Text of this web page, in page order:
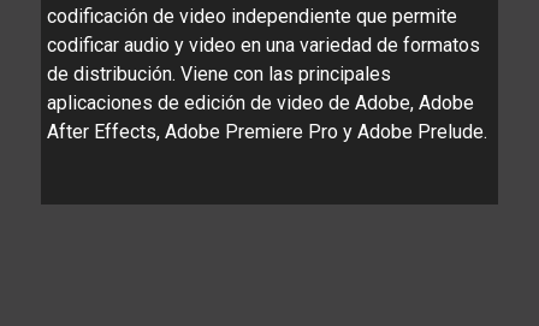
codificación de video independiente que permite
codificar audio y video en una variedad de formatos
de distribución. Viene con las principales
aplicaciones de edición de video de Adobe, Adobe
After Effects, Adobe Premiere Pro y Adobe Prelude.